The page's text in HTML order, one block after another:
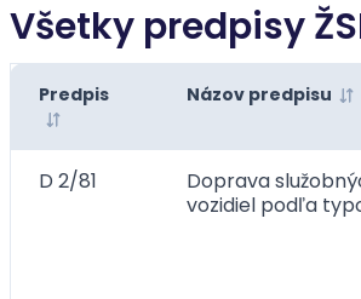
Všetky predpisy
Predpis Názov predpisu
D 2/81
Doprava
vozidiel podľa